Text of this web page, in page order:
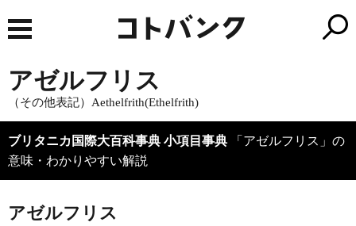
アゼルフリス
（その他表記）Aethelfrith(Ethelfrith)
ブリタニカ国際大百科事典 小項目事典 「アゼルフリス」の
意味・わかりやすい解説
アゼルフリス